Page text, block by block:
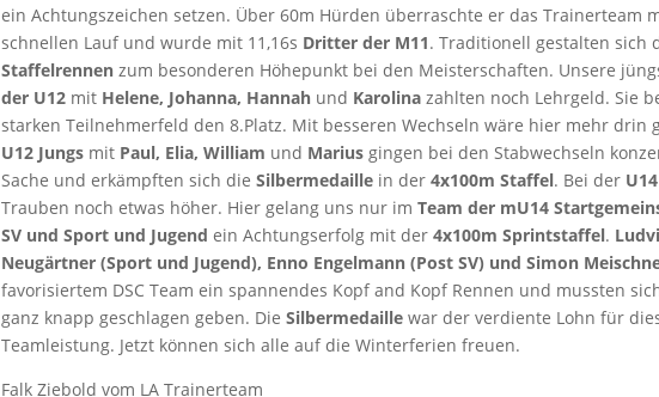
ein Achtungszeichen setzen. Über 60m Hürden überraschte er das Trainerteam
schnellen Lauf und wurde mit 11,16s Dritter der M11. Traditionell gestalten sich
Staffelrennenzum besonderen Höhepunkt bei den Meisterschaften. Unsere
der U12mit Helene, Johanna, Hannahund Karolinazahlten noch Lehrgeld. Sie
starken Teilnehmerfeld den 8.Platz. Mit besseren Wechseln wäre hier mehr drin
U12 Jungsmit Paul, Elia, William und Mariusgingen bei den Stabwechseln
Sache und erkämpften sich die Silbermedaillein der 4x100m Staffel. Bei der U14
Trauben noch etwas höher. Hier gelang uns nur im Team der mU14
SV und Sport und Jugend ein Achtungserfolg mit der 4x100m Sprintstaffel.
Neugärtner (Sport und Jugend), Enno Engelmann (Post SV) und Simon
favorisiertem DSC Team ein spannendes Kopf and Kopf Rennen und mussten
ganz knapp geschlagen geben. Die Silbermedaillewar der verdiente Lohn für
Teamleistung. Jetzt können sich alle auf die Winterferien freuen.
Falk Ziebold vom LA Trainerteam